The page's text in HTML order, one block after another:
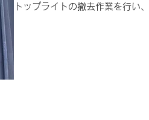
トップライトの撤去作業を行い